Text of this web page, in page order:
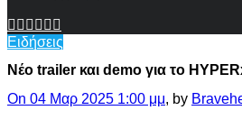
Ειδήσεις
Νέο trailer και demo για το
On 04 Μαρ 2025 1:00 μμ, by